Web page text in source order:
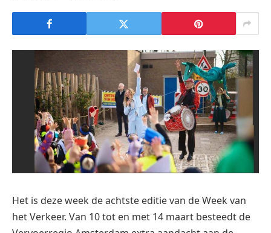
Het is deze week de achtste editie van de Week van
het Verkeer. Van 10 tot en met 14 maart besteedt de